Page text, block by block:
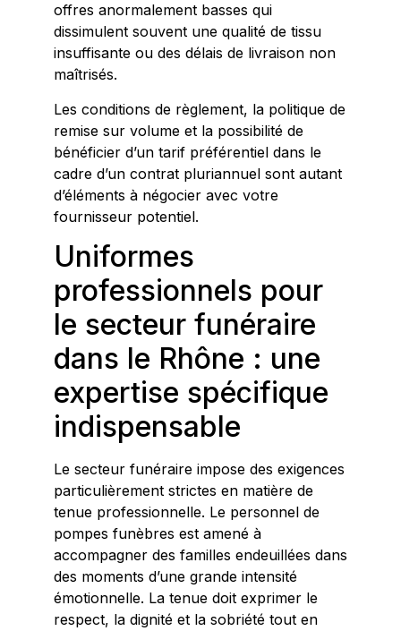
offres anormalement basses qui
dissimulent souvent une qualité de tissu
insuffisante ou des délais de livraison non
maîtrisés.
Les conditions de règlement, la politique de
remise sur volume et la possibilité de
bénéficier d’un tarif préférentiel dans le
cadre d’un contrat pluriannuel sont autant
d’éléments à négocier avec votre
fournisseur potentiel.
Uniformes
professionnels pour
le secteur funéraire
dans le Rhône : une
expertise spécifique
indispensable
Le secteur funéraire impose des exigences
particulièrement strictes en matière de
tenue professionnelle. Le personnel de
pompes funèbres est amené à
accompagner des familles endeuillées dans
des moments d’une grande intensité
émotionnelle. La tenue doit exprimer le
respect, la dignité et la sobriété tout en